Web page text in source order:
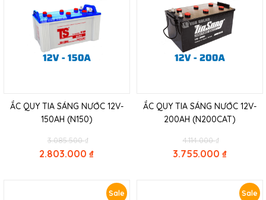
ẮC QUY TIA SÁNG NƯỚC 12V-
150AH (N150)
3.085.500₫Original
price
was:
2.803.000 ₫
ẮC QUY TIA SÁNG NƯỚC 12V-
200AH (N200CAT)
4.114.000₫Original
price
was:
3.755.000 ₫
Sale Sale